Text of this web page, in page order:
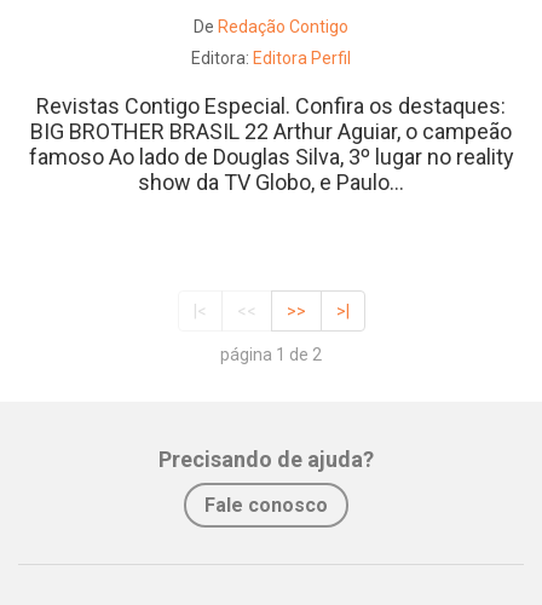
De Redação Contigo
Editora: Editora Perfil
Revistas Contigo Especial. Confira os destaques:
BIG BROTHER BRASIL 22 Arthur Aguiar, o campeão
famoso Ao lado de Douglas Silva, 3º lugar no reality
show da TV Globo, e Paulo...
|< << >> >|
página 1 de 2
Precisando de ajuda?
Fale conosco